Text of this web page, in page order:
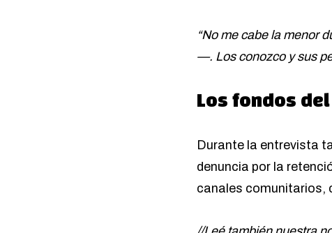
“No me cabe la menor
—. Los conozco y sus
Los fondos del
Durante la entrevista
denuncia por la
canales comunitarios,